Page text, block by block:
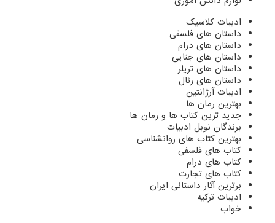
ادبیات کلاسیک
داستان های فلسفی
داستان های درام
داستان های جنایی
داستان های تریلر
داستان های رئال
ادبیات آرژانتین
بهترین رمان ها
جدید ترین کتاب ها و رمان ها
برندگان نوبل ادبیات
بهترین کتاب های روانشناسی
کتاب های فلسفی
کتاب های درام
کتاب های تجارت
برترین آثار داستانی ایران
ادبیات ترکیه
خواب